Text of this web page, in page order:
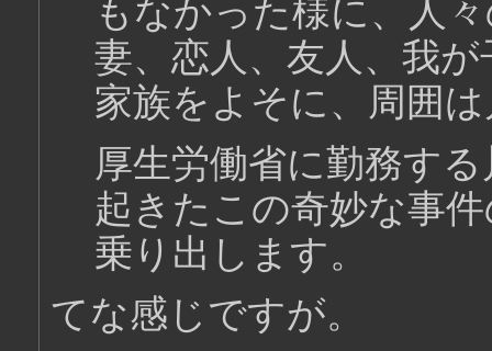
もなかった様に、人
妻、恋人、友人、我
家族をよそに、周囲
厚生労働省に勤務す
起きたこの奇妙な事
乗り出します。
てな感じですが。